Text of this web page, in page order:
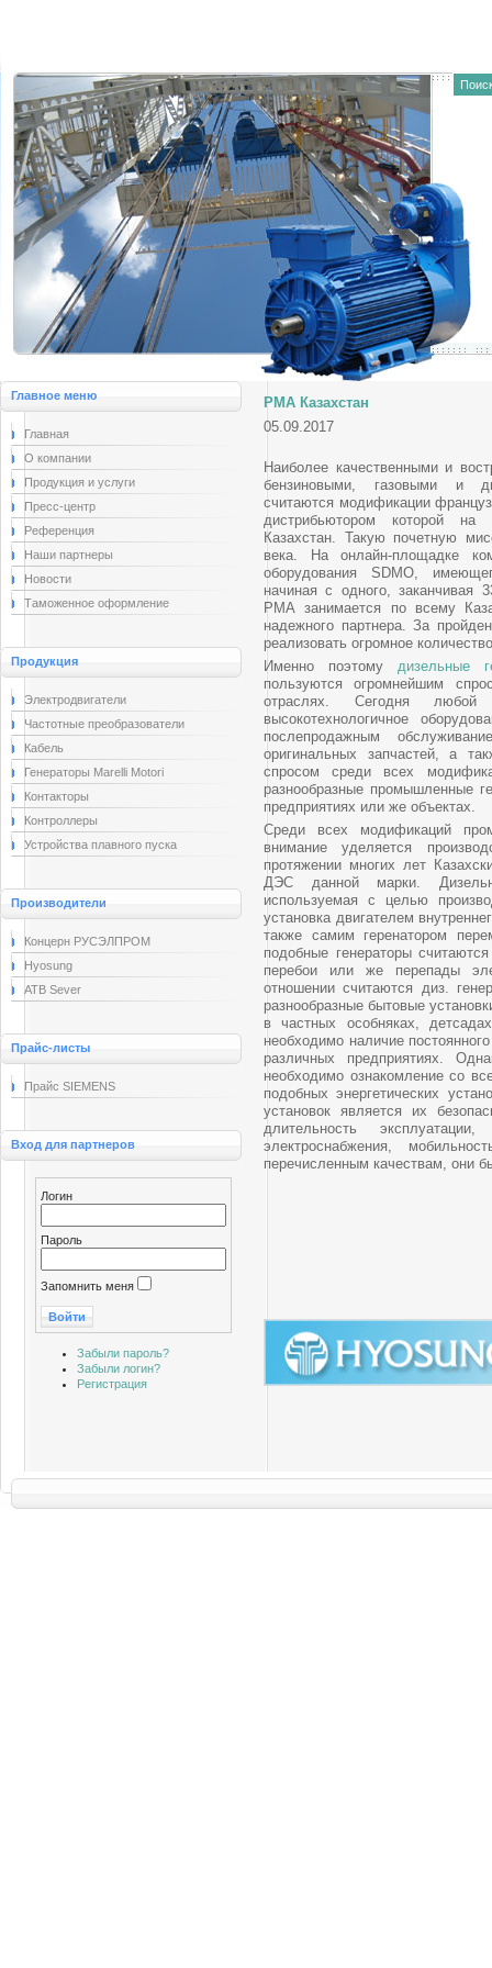
Главное меню
Главная
О компании
Продукция и услуги
Пресс-центр
Референция
Наши партнеры
Новости
Таможенное оформление
Продукция
Электродвигатели
Частотные преобразователи
Кабель
Генераторы Marelli Motori
Контакторы
Контроллеры
Устройства плавного пуска
Производители
Концерн РУСЭЛПРОМ
Hyosung
ATB Sever
Прайс-листы
Прайс SIEMENS
Вход для партнеров
Логин
Пароль
Запомнить меня
Забыли пароль?
Забыли логин?
Регистрация
РМА Казахстан
05.09.2017
Наиболее качественными и
бензиновыми, газовыми и
считаются модификации
дистрибьютором которой на
Казахстан. Такую почетную
века. На онлайн-площадке
оборудования SDMO,
начиная с одного, заканчивая
РМА занимается по всему
надежного партнера. За
реализовать огромное
Именно поэтомудизельные
пользуются огромнейшим
отраслях. Сегодня
высокотехнологичное
послепродажным
оригинальных запчастей, а
спросом среди всех
разнообразные промышленные
предприятиях или же объектах.
Среди всех модификаций
внимание уделяется
протяжении многих лет
ДЭС данной марки.
используемая с целью
установка двигателем
также самим геренатором
подобные генераторы
перебои или же перепады
отношении считаются диз.
разнообразные бытовые
в частных особняках,
необходимо наличие
различных предприятиях.
необходимо ознакомление со
подобных энергетических
установок является их
длительность
электроснабжения,
перечисленным качествам, они